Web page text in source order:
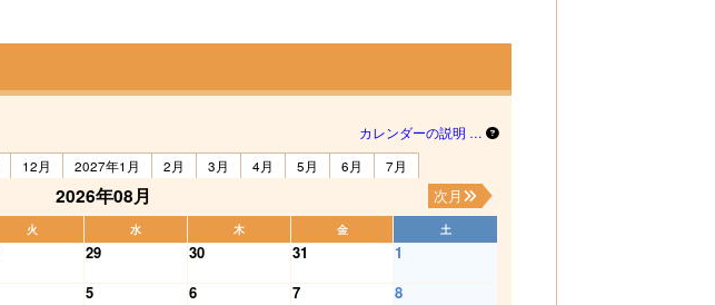
カレンダーの説明 …
12月 2027年1月 2月 3月 4月 5月 6月 7月
2026年08月 次月
火 水 木 金 土
29 30 31
1
5 6 7
8